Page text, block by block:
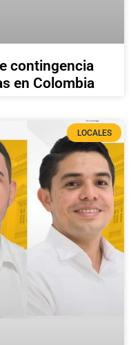
contingencia
en Colombia
LOCALES